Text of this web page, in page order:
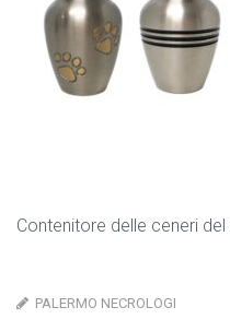
Contenitore delle ceneri
PALERMO NECROLOGI